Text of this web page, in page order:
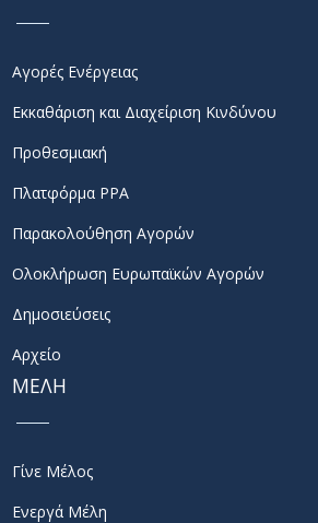
Αγορές Ενέργειας
Εκκαθάριση και Διαχείριση Κινδύνου
Προθεσμιακή
Πλατφόρμα PPA
Παρακολούθηση Αγορών
Ολοκλήρωση Ευρωπαϊκών Αγορών
Δημοσιεύσεις
Αρχείο
ΜΕΛΗ
Γίνε Μέλος
Ενεργά Μέλη